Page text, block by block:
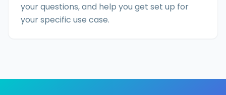
your questions, and help you get set up for
your specific use case.